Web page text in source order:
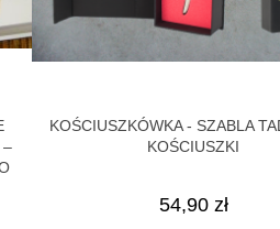
KOŚCIUSZKÓWKA - SZABLA
KOŚCIUSZKI
54,90 zł